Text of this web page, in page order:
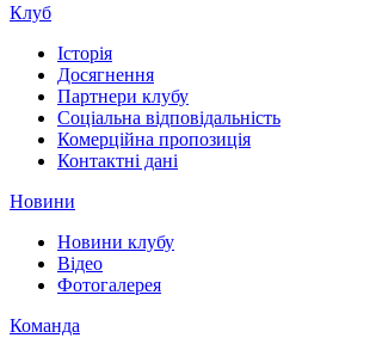
Клуб
Історія
Досягнення
Партнери клубу
Соціальна відповідальність
Комерційна пропозиція
Контактні дані
Новини
Новини клубу
Відео
Фотогалерея
Команда